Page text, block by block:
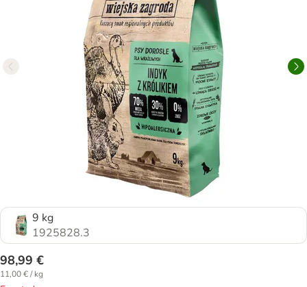
9 kg
1925828.3
98,99 €
11,00 € / kg